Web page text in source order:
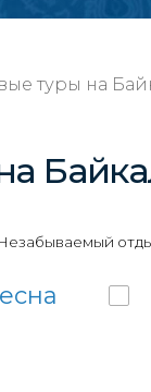
туры на